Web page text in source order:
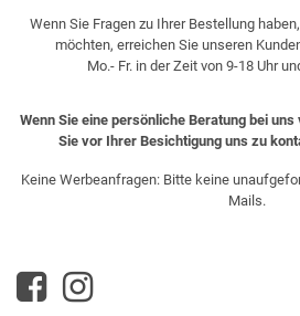
Wenn Sie Fragen zu Ihrer Bestellung
möchten, erreichen Sie unseren
Mo.- Fr. in der Zeit von 9-18 Uhr
Wenn Sie eine persönliche Beratung bei
Sie vor Ihrer Besichtigung uns zu
Keine Werbeanfragen: Bitte keine
Mails.